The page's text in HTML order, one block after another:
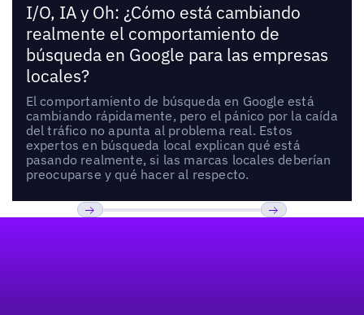
I/O, IA y Oh: ¿Cómo está cambiando
realmente el comportamiento de
búsqueda en Google para las empresas
locales?
El comportamiento de búsqueda en Google está
cambiando rápidamente, pero el pánico por la caída
del tráfico no apunta al problema real. Estos
expertos en búsqueda local explican qué está
pasando realmente, si las marcas locales deberían
preocuparse y qué hacer al respecto.